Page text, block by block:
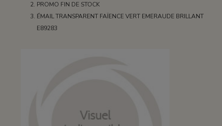
PROMO FIN DE STOCK
ÉMAIL TRANSPARENT FAÏENCE VERT EMERAUDE BRILLANT
E89283